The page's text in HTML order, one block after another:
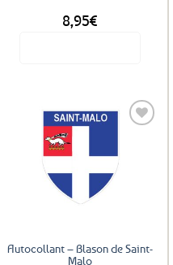
8,95€
Autocollant – Blason de Saint-
Malo